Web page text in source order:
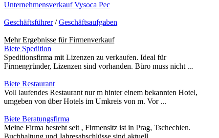
Unternehmensverkauf Vysoca Pec
Geschäftsführer/Geschäftsaufgaben
Mehr Ergebnisse fürFirmenverkauf
Biete Spedition
Speditionsfirma mit Lizenzen zu verkaufen. Ideal für
Firmengründer, Lizenzen sind vorhanden. Büro muss nicht ...
Biete Restaurant
Voll laufendes Restaurant nur m hinter einem bekannten Hotel,
umgeben von über Hotels im Umkreis von m. Vor ...
Biete Beratungsfirma
Meine Firma besteht seit , Firmensitz ist in Prag, Tschechien.
Buchhaltung und Jahresabschlüsse sind aktuell. ...